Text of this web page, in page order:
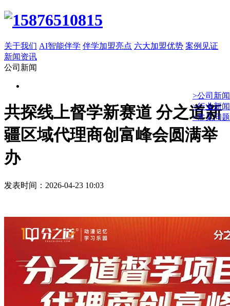
关于我们 AI智能伴学 伴学加盟亮点 六大加盟优势 案例见证
新闻资讯
公司新闻
>公司新闻
>行业新闻
>常见问题
共探线上督学新赛道 分之道新
疆区域代理商创富峰会圆满举
办
发表时间：2026-04-23 10:03